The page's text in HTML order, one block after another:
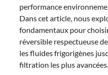
performance
Dans cet article, nous
fondamentaux pour
réversible respectueuse
les fluides frigorigènes
filtration les plus avancées.